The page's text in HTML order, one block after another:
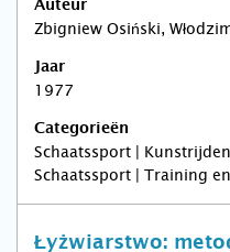
Auteur
Zbigniew Osiński,
Jaar
1977
Categorieën
Schaatssport |
Schaatssport | Training
Łyżwiarstwo: